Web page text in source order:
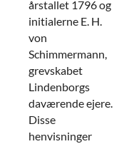
årstallet 1796 og
initialerne E. H.
von
Schimmermann,
grevskabet
Lindenborgs
daværende ejere.
Disse
henvisninger